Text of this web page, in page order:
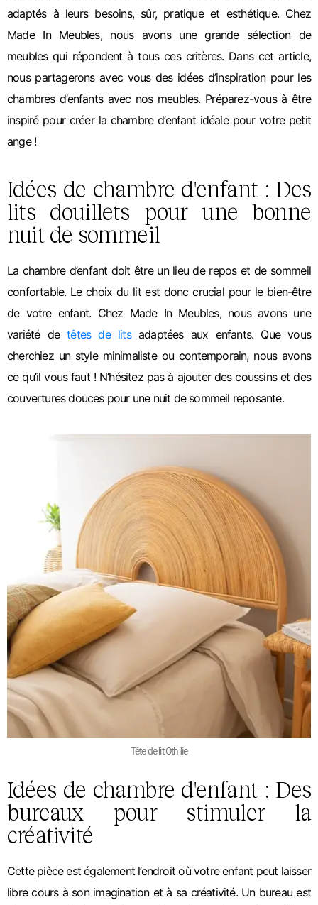
adaptés à leurs besoins, sûr, pratique et esthétique. Chez
Made In Meubles, nous avons une grande sélection de
meubles qui répondent à tous ces critères. Dans cet article,
nous partagerons avec vous des idées d’inspiration pour les
chambres d’enfants avec nos meubles. Préparez-vous à être
inspiré pour créer la chambre d’enfant idéale pour votre petit
ange !
Idées de chambre d'enfant : Des
lits douillets pour une bonne
nuit de sommeil
La chambre d’enfant doit être un lieu de repos et de sommeil
confortable. Le choix du lit est donc crucial pour le bien-être
de votre enfant. Chez Made In Meubles, nous avons une
variété detêtes de litsadaptées aux enfants. Que vous
cherchiez un style minimaliste ou contemporain, nous avons
ce qu’il vous faut ! N’hésitez pas à ajouter des coussins et des
couvertures douces pour une nuit de sommeil reposante.
Tête de lit Othilie
Idées de chambre d'enfant : Des
bureaux pour stimuler la
créativité
Cette pièce est également l’endroit où votre enfant peut laisser
libre cours à son imagination et à sa créativité. Un bureau est